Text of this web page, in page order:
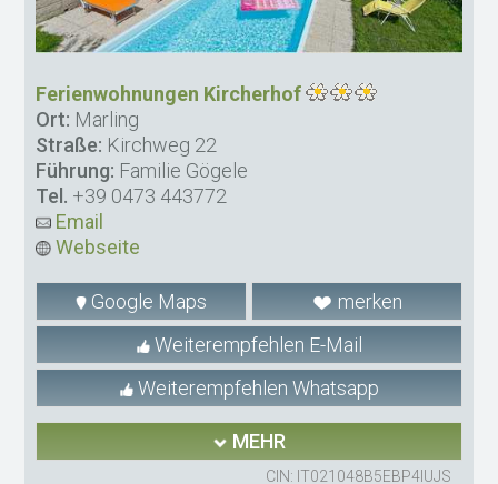
Ferienwohnungen Kircherhof
Ort: Marling
Straße: Kirchweg 22
Führung: Familie Gögele
Tel. +39 0473 443772
Email
Webseite
Google Maps
merken
Weiterempfehlen E-Mail
Weiterempfehlen Whatsapp
MEHR
CIN: IT021048B5EBP4IUJS